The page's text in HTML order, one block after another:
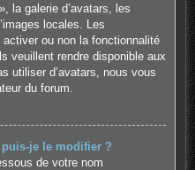
la galerie d’avatars, les
locales. Les
ou non la fonctionnalité
veuillent rendre disponible aux
utiliser d’avatars, nous vous
du forum.
je le modifier ?
de votre nom